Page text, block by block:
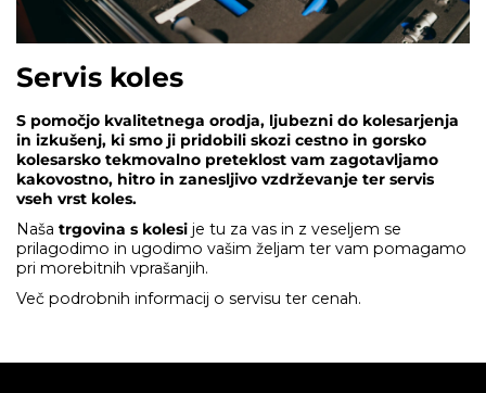
Servis koles
S pomočjo kvalitetnega orodja, ljubezni do kolesarjenja
in izkušenj, ki smo ji pridobili skozi cestno in gorsko
kolesarsko tekmovalno preteklost vam zagotavljamo
kakovostno, hitro in zanesljivo vzdrževanje ter servis
vseh vrst koles.
Naša trgovina s kolesi je tu za vas in z veseljem se
prilagodimo in ugodimo vašim željam ter vam pomagamo
pri morebitnih vprašanjih.
Več podrobnih informacij o servisu ter cenah.